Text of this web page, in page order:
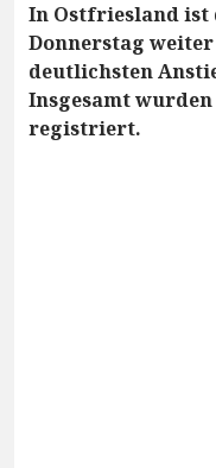
In Ostfriesland ist
Donnerstag
deutlichsten
Insgesamt wurden
registriert.